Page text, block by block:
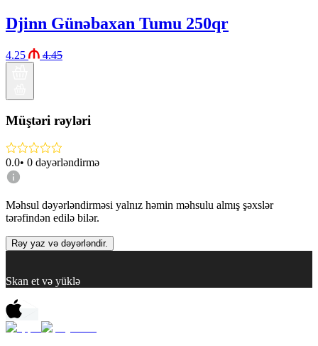
Djinn Günəbaxan Tumu 250qr
4.25 4.45
Müştəri rəyləri
0.0• 0 dəyərləndirmə
Məhsul dəyərləndirməsi yalnız həmin məhsulu almış şəxslər
tərəfindən edilə bilər.
Rəy yaz və dəyərləndir.
Skan et və yüklə